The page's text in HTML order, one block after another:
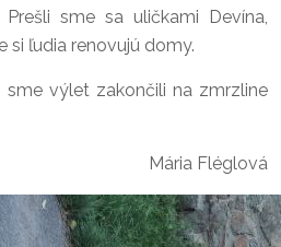
sme sa uličkami Devína,
si ľudia renovujú domy.
sme výlet zakončili na zmrzline
Mária Fléglová